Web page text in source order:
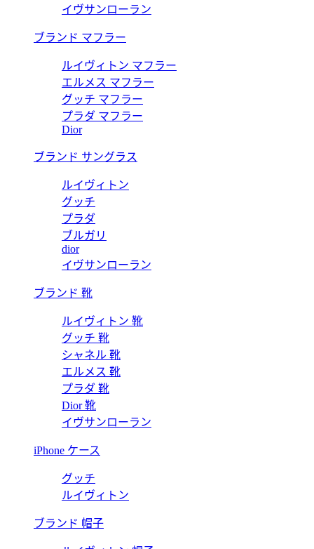
イヴサンローラン
ブランド マフラー
ルイヴィトン マフラー
エルメス マフラー
グッチ マフラー
プラダ マフラー
Dior
ブランド サングラス
ルイヴィトン
グッチ
プラダ
ブルガリ
dior
イヴサンローラン
ブランド 靴
ルイヴィトン 靴
グッチ 靴
シャネル 靴
エルメス 靴
プラダ 靴
Dior 靴
イヴサンローラン
iPhone ケース
グッチ
ルイヴィトン
ブランド 帽子